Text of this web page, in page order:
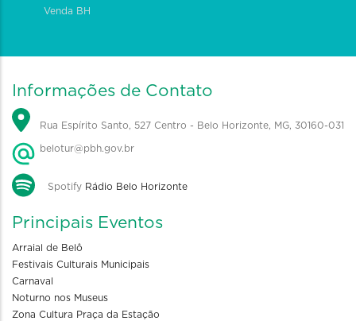
Venda BH
Informações de Contato
Rua Espírito Santo, 527 Centro - Belo Horizonte, MG, 30160-031
belotur@pbh.gov.br
Spotify Rádio Belo Horizonte
Principais Eventos
Arraial de Belô
Festivais Culturais Municipais
Carnaval
Noturno nos Museus
Zona Cultura Praça da Estação